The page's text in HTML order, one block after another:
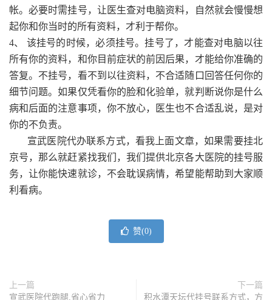
帐。必要时需挂号，让医生查对电脑资料，自然就会慢慢想
起你和你当时的所有资料，才利于帮你。
4、 该挂号的时候，必须挂号。挂号了，才能查对电脑以往
所有你的资料，和你目前症状的前因后果，才能给你准确的
答复。不挂号，看不到以往资料，不合适随口回答任何你的
细节问题。如果仅凭看你的脸和化验单，就判断说你是什么
病和后面的注意事项，你不放心，医生也不合适乱说，是对
你的不负责。
宣武医院代办联系方式，看我上面文章，如果需要挂北
京号，那么就赶紧找我们，我们提供北京各大医院的挂号服
务，让你能快速就诊，不会耽误病情，希望能帮助到大家顺
利看病。
赞(0)
上一篇
宣武医院代跑腿,省心省力
下一篇
积水潭天坛代挂号联系方式，方